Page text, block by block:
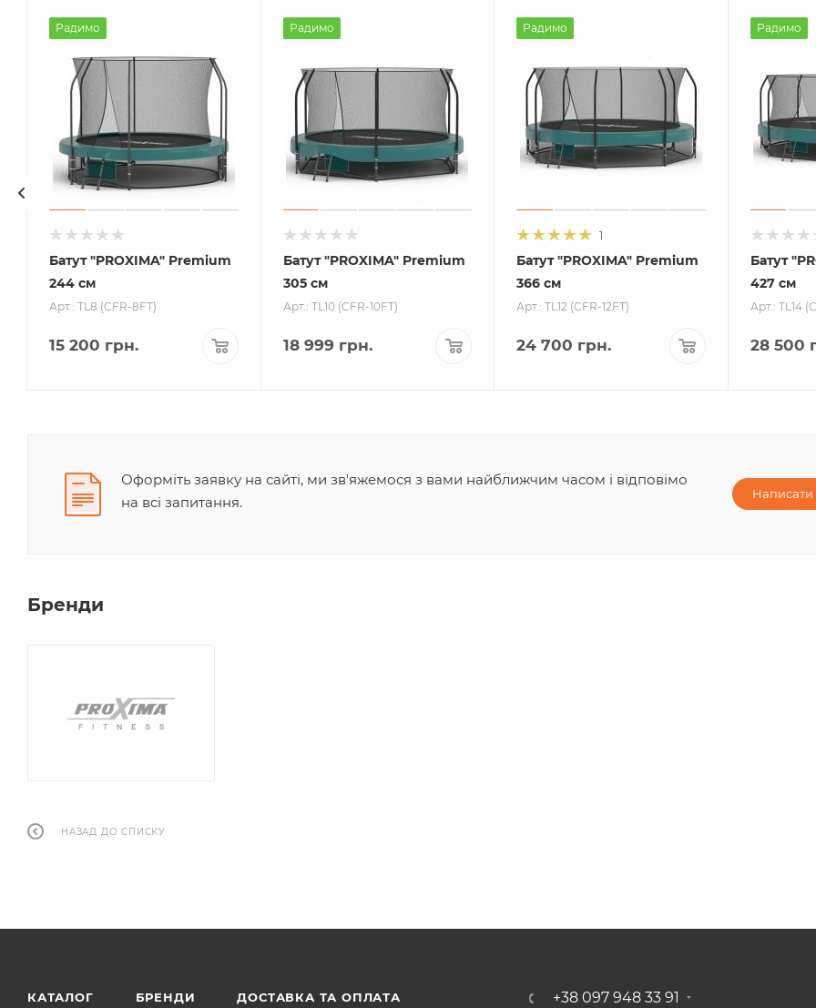
Радимо
Батут "PROXIMA" Premium
244 см
Арт.: TL8 (CFR-8FT)
15 200 грн.
Радимо
Батут "PROXIMA" Premium
305 см
Арт.: TL10 (CFR-10FT)
18 999 грн.
Радимо
1
Батут "PROXIMA" Premium
366 см
Арт.: TL12 (CFR-12FT)
24 700 грн.
Радимо
Батут
427 см
Арт.: TL14
28 500
Оформіть заявку на сайті, ми зв'яжемося з вами найближчим часом і відповімо
на всі запитання.
Написати
Бренди
НАЗАД ДО СПИСКУ
КАТАЛОГ БРЕНДИ ДОСТАВКА ТА ОПЛАТА +38 097 948 33 91